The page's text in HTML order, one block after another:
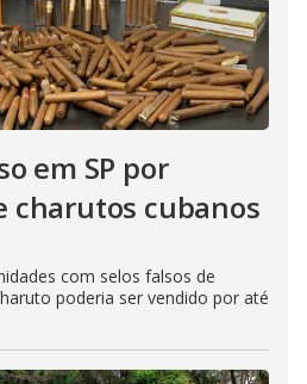
em SP por
charutos cubanos
com selos falsos de
poderia ser vendido por até